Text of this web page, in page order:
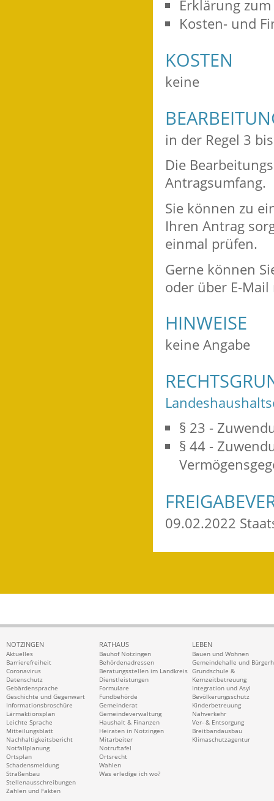
Erklärung
Kosten- und
KOSTEN
keine
in der Regel 3
Die
Antragsumfang.
Sie können zu
Ihren Antrag
einmal prüfen.
Gerne können
oder über E-
HINWEISE
keine Angabe
§ 23 -
§ 44 -
09.02.2022
NOTZINGEN
Aktuelles
Barrierefreiheit
Coronavirus
Datenschutz
Gebärdensprache
Geschichte und Gegenwart
Informationsbroschüre
Lärmaktionsplan
Leichte Sprache
Mitteilungsblatt
Nachhaltigkeitsbericht
Notfallplanung
Ortsplan
Schadensmeldung
Straßenbau
Stellenausschreibungen
Zahlen und Fakten
RATHAUS
Bauhof Notzingen
Behördenadressen
Beratungsstellen im Landkreis
Dienstleistungen
Formulare
Fundbehörde
Gemeinderat
Gemeindeverwaltung
Haushalt & Finanzen
Heiraten in Notzingen
Mitarbeiter
Notruftafel
Ortsrecht
Wahlen
Was erledige ich wo?
LEBEN
Bauen und Wohnen
Gemeindehalle und
Grundschule &
Kernzeitbetreuung
Integration und Asyl
Bevölkerungsschutz
Kinderbetreuung
Nahverkehr
Ver- & Entsorgung
Breitbandausbau
Klimaschutzagentur